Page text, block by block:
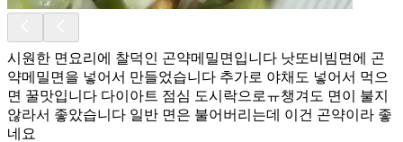
시원한 면요리에 찰덕인 곤약메밀면입니다 낫또비빔면에 곤
약메밀면을 넣어서 만들었습니다 추가로 야채도 넣어서 먹으
면 꿀맛입니다 다이아트 점심 도시락으로ㅠ챙겨도 면이 불지
않라서 좋았습니다 일반 면은 불어버리는데 이건 곤약이라 좋
네요